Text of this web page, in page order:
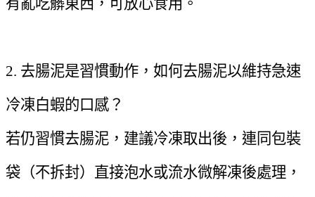
有亂吃髒東西，可放心食用。
2. 去腸泥是習慣動作，如何去腸泥以維持急速
冷凍白蝦的口感？
若仍習慣去腸泥，建議冷凍取出後，連同包裝
袋（不拆封）直接泡水或流水微解凍後處理，